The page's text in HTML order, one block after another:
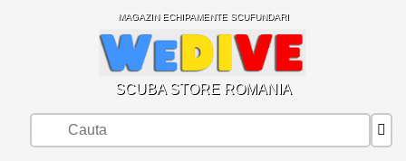
MAGAZIN ECHIPAMENTE SCUFUNDARI
SCUBA STORE ROMANIA